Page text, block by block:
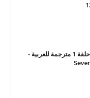
برنامج سفنتين في الغابة حلقة 1 مترجمة للعربية -